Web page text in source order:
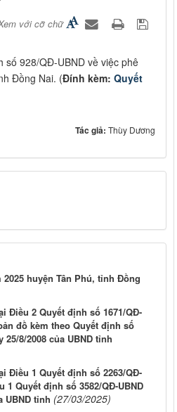
với cỡ chữ
số 928/QĐ-UBND về việc phê
Đồng Nai. (Đính kèm: Quyết
Tác giả: Thùy Dương
huyện Tân Phú, tỉnh Đồng
Điều 2 Quyết định số 1671/QĐ-
đồ kèm theo Quyết định số
8/2008 của UBND tỉnh
Điều 1 Quyết định số 2263/QĐ-
1 Quyết định số 3582/QĐ-UBND
UBND tỉnh (27/03/2025)